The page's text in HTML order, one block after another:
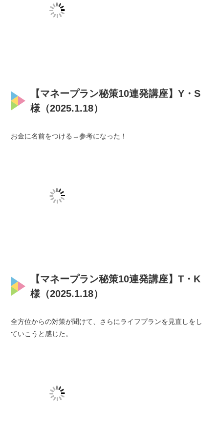
【マネープラン秘策10連発講座】Y・S
様（2025.1.18）
お金に名前をつける→参考になった！
【マネープラン秘策10連発講座】T・K
様（2025.1.18）
全方位からの対策が聞けて、さらにライフプランを見直しをし
ていこうと感じた。